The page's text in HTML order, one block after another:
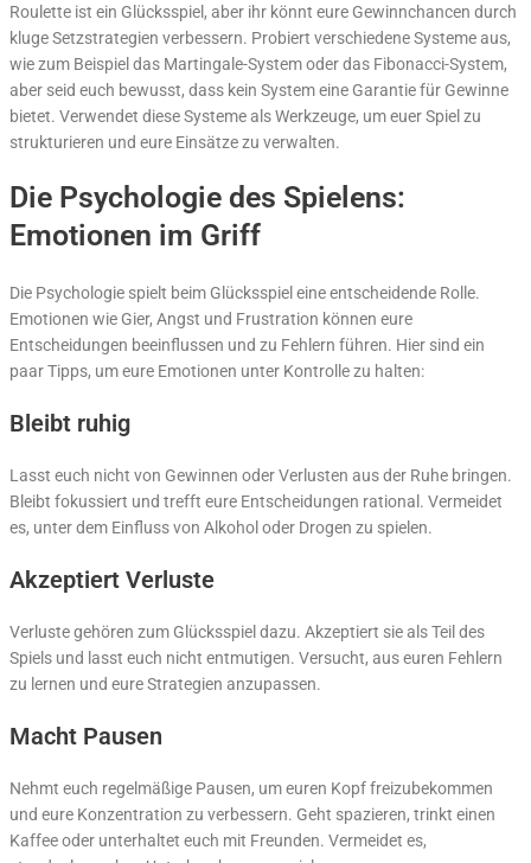
Roulette ist ein Glücksspiel, aber ihr könnt eure Gewinnchancen durch
kluge Setzstrategien verbessern. Probiert verschiedene Systeme aus,
wie zum Beispiel das Martingale-System oder das Fibonacci-System,
aber seid euch bewusst, dass kein System eine Garantie für Gewinne
bietet. Verwendet diese Systeme als Werkzeuge, um euer Spiel zu
strukturieren und eure Einsätze zu verwalten.
Die Psychologie des Spielens:
Emotionen im Griff
Die Psychologie spielt beim Glücksspiel eine entscheidende Rolle.
Emotionen wie Gier, Angst und Frustration können eure
Entscheidungen beeinflussen und zu Fehlern führen. Hier sind ein
paar Tipps, um eure Emotionen unter Kontrolle zu halten:
Bleibt ruhig
Lasst euch nicht von Gewinnen oder Verlusten aus der Ruhe bringen.
Bleibt fokussiert und trefft eure Entscheidungen rational. Vermeidet
es, unter dem Einfluss von Alkohol oder Drogen zu spielen.
Akzeptiert Verluste
Verluste gehören zum Glücksspiel dazu. Akzeptiert sie als Teil des
Spiels und lasst euch nicht entmutigen. Versucht, aus euren Fehlern
zu lernen und eure Strategien anzupassen.
Macht Pausen
Nehmt euch regelmäßige Pausen, um euren Kopf freizubekommen
und eure Konzentration zu verbessern. Geht spazieren, trinkt einen
Kaffee oder unterhaltet euch mit Freunden. Vermeidet es,